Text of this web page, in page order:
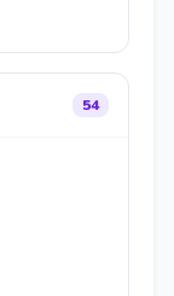
54